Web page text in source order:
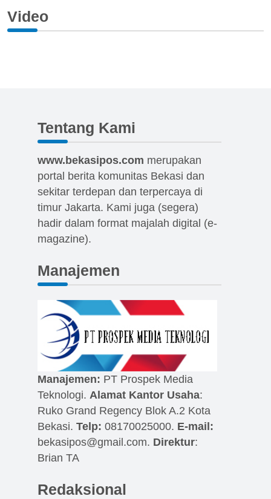
Video
Tentang Kami
www.bekasipos.com merupakan
portal berita komunitas Bekasi dan
sekitar terdepan dan terpercaya di
timur Jakarta. Kami juga (segera)
hadir dalam format majalah digital (e-
magazine).
Manajemen
Manajemen: PT Prospek Media
Teknologi. Alamat Kantor Usaha:
Ruko Grand Regency Blok A.2 Kota
Bekasi. Telp: 08170025000. E-mail:
bekasipos@gmail.com. Direktur:
Brian TA
Redaksional